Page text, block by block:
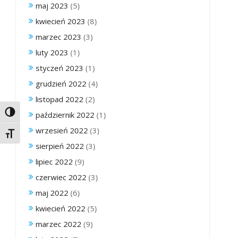
Toggle High Contrast
Toggle Font size
maj 2023 (5)
kwiecień 2023 (8)
marzec 2023 (3)
luty 2023 (1)
styczeń 2023 (1)
grudzień 2022 (4)
listopad 2022 (2)
październik 2022 (1)
wrzesień 2022 (3)
sierpień 2022 (3)
lipiec 2022 (9)
czerwiec 2022 (3)
maj 2022 (6)
kwiecień 2022 (5)
marzec 2022 (9)